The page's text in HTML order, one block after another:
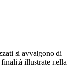
si avvalgono di
illustrate nella